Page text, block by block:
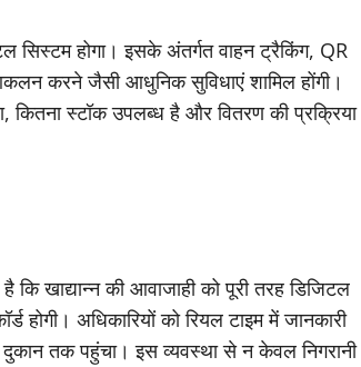
सिस्टम होगा। इसके अंतर्गत वाहन ट्रैकिंग, QR
करने जैसी आधुनिक सुविधाएं शामिल होंगी।
स्टॉक उपलब्ध है और वितरण की प्रक्रिया
खाद्यान्न की आवाजाही को पूरी तरह डिजिटल
होगी। अधिकारियों को रियल टाइम में जानकारी
तक पहुंचा। इस व्यवस्था से न केवल निगरानी